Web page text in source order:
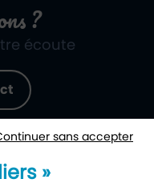
?
écoute
sans accepter
»